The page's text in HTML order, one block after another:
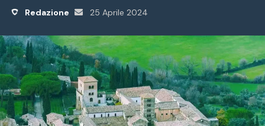
Redazione
Invia
25 Aprile 2024